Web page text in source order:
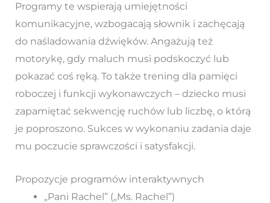
Programy te wspierają umiejętności
komunikacyjne, wzbogacają słownik i zachęcają
do naśladowania dźwięków. Angażują też
motorykę, gdy maluch musi podskoczyć lub
pokazać coś ręką. To także trening dla pamięci
roboczej i funkcji wykonawczych – dziecko musi
zapamiętać sekwencję ruchów lub liczbę, o którą
je poproszono. Sukces w wykonaniu zadania daje
mu poczucie sprawczości i satysfakcji.
Propozycje programów interaktywnych
„Pani Rachel” („Ms. Rachel”)